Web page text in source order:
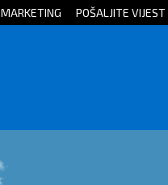
MARKETING POŠALJITE VIJEST